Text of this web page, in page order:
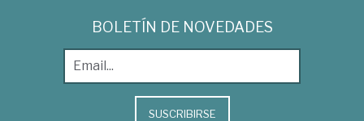
BOLETÍN DE NOVEDADES
SUSCRIBIRSE